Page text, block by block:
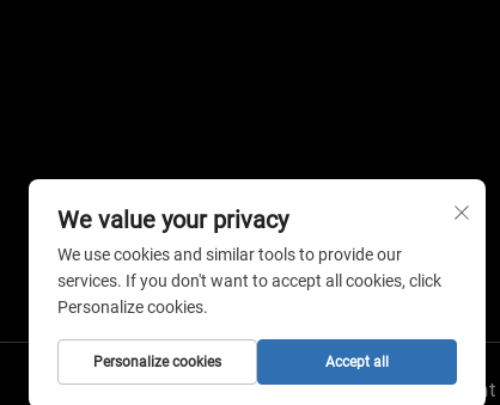
We value your privacy
We use cookies and similar tools to provide our
services. If you don't want to accept all cookies, click
Personalize cookies.
Personalize cookies Accept all